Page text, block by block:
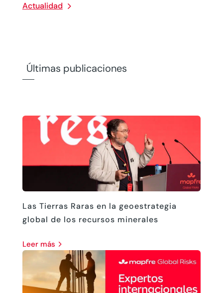
Actualidad
Últimas publicaciones
Las Tierras Raras en la geoestrategia
global de los recursos minerales
leer más